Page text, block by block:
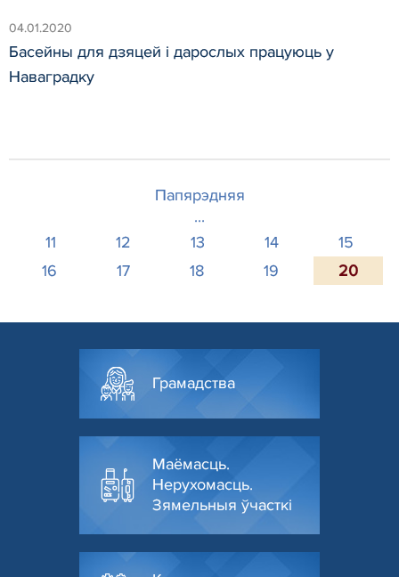
04.01.2020
Басейны для дзяцей і дарослых працуюць у
Наваградку
Папярэдняя
...
11
12 13 14
15
16
17 18 19 20
Грамадства
Маёмасць.
Нерухомасць.
Зямельныя ўчасткі